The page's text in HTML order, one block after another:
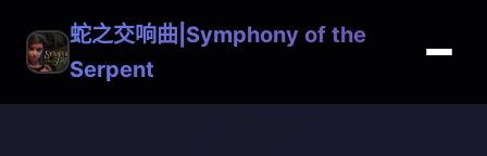
蛇之交响曲|Symphony of the
Serpent